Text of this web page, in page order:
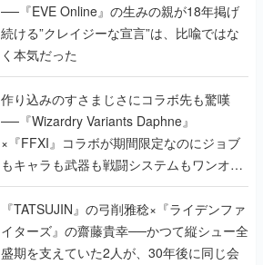
──『EVE Online』の生みの親が18年掲げ
続ける”クレイジーな宣言”は、比喩ではな
く本気だった
作り込みのすさまじさにコラボ先も驚嘆
──『Wizardry Variants Daphne』
×『FFXI』コラボが期間限定なのにジョブ
もキャラも武器も戦闘システムもワンオフ
で作り込まれた理由を両ディレクターに聞
く
『TATSUJIN』の弓削雅稔×『ライデンファ
イターズ』の齋藤貴幸──かつて縦シュー全
盛期を支えていた2人が、30年後に同じ会